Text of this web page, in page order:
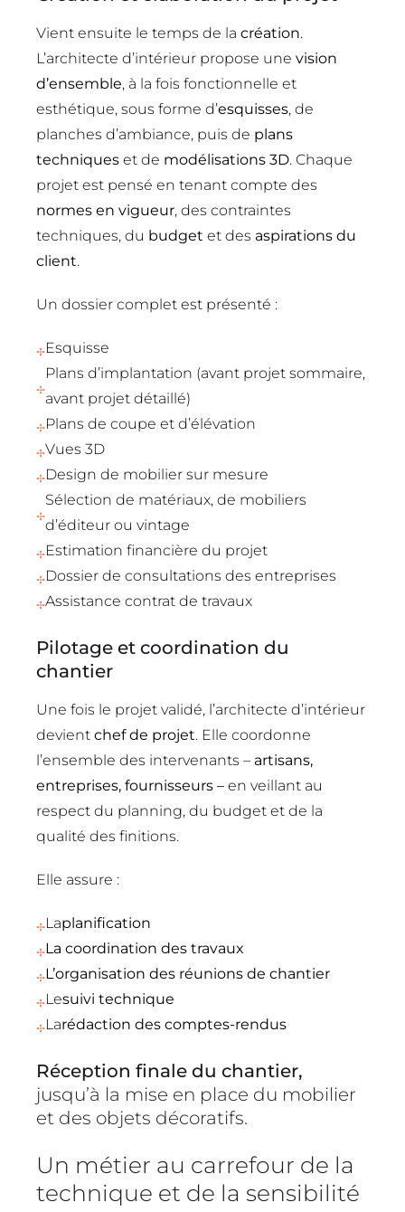
Vient ensuite le temps de la création.
L’architecte d’intérieur propose une vision
d’ensemble, à la fois fonctionnelle et
esthétique, sous forme d’esquisses, de
planches d’ambiance, puis de plans
techniqueset de modélisations 3D. Chaque
projet est pensé en tenant compte des
normes en vigueur, des contraintes
techniques, du budget et des aspirations du
client.
Un dossier complet est présenté :
Esquisse
Plans d’implantation (avant projet sommaire,
avant projet détaillé)
Plans de coupe et d’élévation
Vues 3D
Design de mobilier sur mesure
Sélection de matériaux, de mobiliers
d’éditeur ou vintage
Estimation financière du projet
Dossier de consultations des entreprises
Assistance contrat de travaux
Pilotage et coordination du
chantier
Une fois le projet validé, l’architecte d’intérieur
devient chef de projet. Elle coordonne
l’ensemble des intervenants – artisans,
entreprises, fournisseurs – en veillant au
respect du planning, du budget et de la
qualité des finitions.
Elle assure :
Laplanification
La coordination des travaux
L’organisation des réunions de chantier
Lesuivi technique
Larédaction des comptes-rendus
Réception finale du chantier,
jusqu’à la mise en place du mobilier
et des objets décoratifs.
Un métier au carrefour de la
technique et de la sensibilité